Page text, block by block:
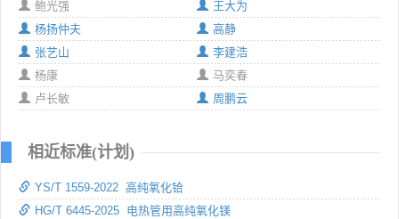
鲍光强
王大为
杨扬仲夫
高静
张艺山
李建浩
杨康
马奕春
卢长敏
周鹏云
相近标准(计划)
YS/T 1559-2022 高纯氧化铪
HG/T 6445-2025 电热管用高纯氧化镁